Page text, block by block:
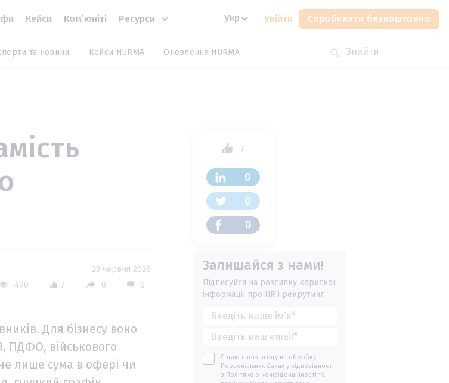
Кейси Комʼюніті Ресурси Укр Увійти Спробувати безкоштовно
та новини Кейси HURMA Оновлення HURMA
25 червня 2026
490 7 0 0
Для бізнесу воно
ПДФО, військового
лише сума в офері чи
7
0
0
0
Залишайся з нами!
Підписуйся на розсилку корисної
інформації про HR і рекрутинг
Я даю свою згоду на обробку
Персональних Даних у відповідності
з Політикою конфіденційності та